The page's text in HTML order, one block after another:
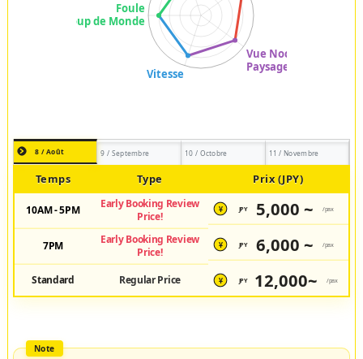
8 / Août 9 / Septembre 10 / Octobre 11 / Novembre
Temps Type Prix (JPY)
10AM - 5PM
Early Booking Review
Price!
¥ JPY 5,000 ~ /pax
7PM
Early Booking Review
Price!
¥ JPY 6,000 ~ /pax
Standard Regular Price ¥ JPY 12,000~ /pax